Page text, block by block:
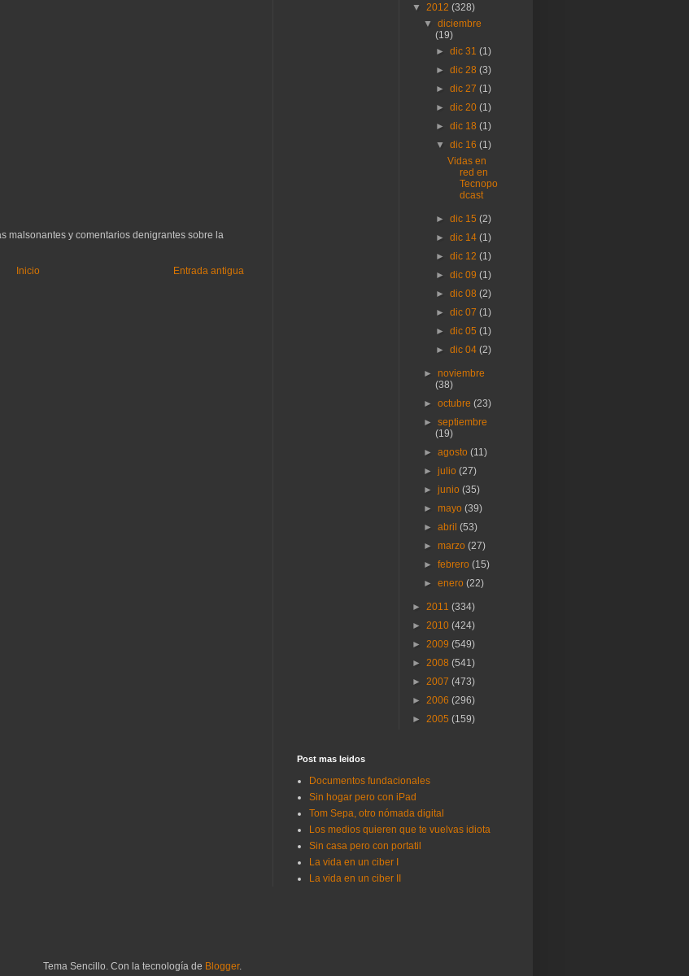
malsonantes y comentarios denigrantes sobre la
Entrada antigua
Inicio
▼ 2012 (328)
▼diciembre
(19)
► dic 31 (1)
► dic 28 (3)
► dic 27 (1)
► dic 20 (1)
► dic 18 (1)
▼ dic 16 (1)
Vidas en
red en
Tecnopo
dcast
► dic 15 (2)
► dic 14 (1)
► dic 12 (1)
► dic 09 (1)
► dic 08 (2)
► dic 07 (1)
► dic 05 (1)
► dic 04 (2)
►noviembre
(38)
►octubre(23)
►septiembre
(19)
►agosto(11)
►julio(27)
►junio(35)
►mayo(39)
►abril(53)
►marzo(27)
►febrero(15)
►enero(22)
► 2011 (334)
► 2010 (424)
► 2009 (549)
► 2008 (541)
► 2007 (473)
► 2006 (296)
► 2005 (159)
Post mas lei­dos
Documentos fundacionales
Sin hogar pero con iPad
Tom Sepa, otro nómada digital
Los medios quieren que te vuelvas idiota
Sin casa pero con portatil
La vida en un ciber I
La vida en un ciber II
Tema Sencillo. Con la tecnología de Blogger.